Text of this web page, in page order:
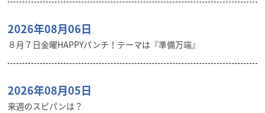
2026年08月06日
８月７日金曜HAPPYパンチ！テーマは『準備万端』
2026年08月05日
来週のスピパンは？